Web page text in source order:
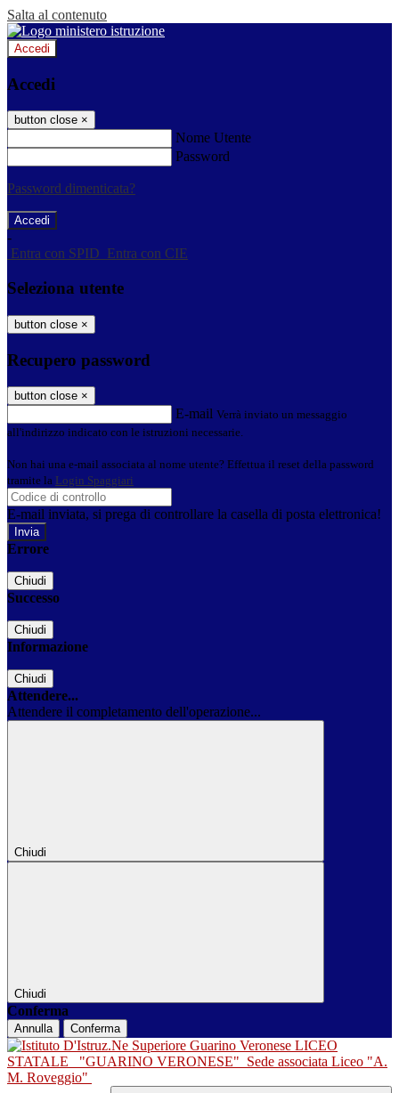
Salta al contenuto
Accedi
Accedi
button close ×
Nome Utente
Password
Password dimenticata?
-
Entra con SPID Entra con CIE
Seleziona utente
button close ×
Recupero password
button close ×
E-mail Verrà inviato un messaggio
all'indirizzo indicato con le istruzioni necessarie.
Non hai una e-mail associata al nome utente? Effettua il reset della password
tramite la Login Spaggiari
E-mail inviata, si prega di controllare la casella di posta elettronica!
Errore
Chiudi
Successo
Chiudi
Informazione
Chiudi
Attendere...
Attendere il completamento dell'operazione...
Chiudi
Chiudi
Conferma
Annulla Conferma
LICEO
STATALE
"GUARINO VERONESE" Sede associata Liceo "A.
M. Roveggio"